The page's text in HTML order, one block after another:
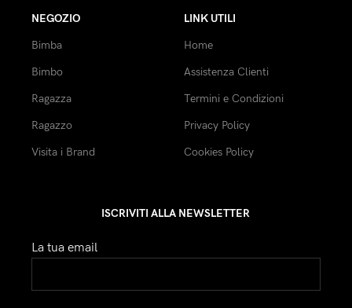
NEGOZIO
Bimba
Bimbo
Ragazza
Ragazzo
Visita i Brand
LINK UTILI
Home
Assistenza Clienti
Termini e Condizioni
Privacy Policy
Cookies Policy
ISCRIVITI ALLA NEWSLETTER
La tua email